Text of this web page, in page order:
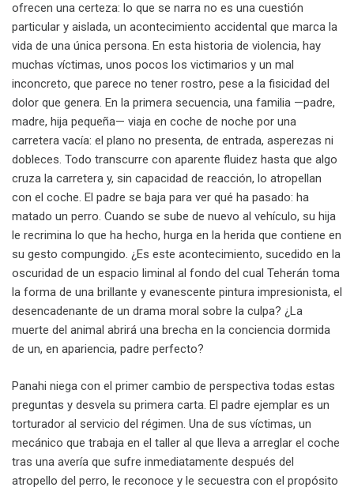
ofrecen una certeza: lo que se narra no es una cuestión
particular y aislada, un acontecimiento accidental que marca la
vida de una única persona. En esta historia de violencia, hay
muchas víctimas, unos pocos los victimarios y un mal
inconcreto, que parece no tener rostro, pese a la fisicidad del
dolor que genera. En la primera secuencia, una familia —padre,
madre, hija pequeña— viaja en coche de noche por una
carretera vacía: el plano no presenta, de entrada, asperezas ni
dobleces. Todo transcurre con aparente fluidez hasta que algo
cruza la carretera y, sin capacidad de reacción, lo atropellan
con el coche. El padre se baja para ver qué ha pasado: ha
matado un perro. Cuando se sube de nuevo al vehículo, su hija
le recrimina lo que ha hecho, hurga en la herida que contiene en
su gesto compungido. ¿Es este acontecimiento, sucedido en la
oscuridad de un espacio liminal al fondo del cual Teherán toma
la forma de una brillante y evanescente pintura impresionista, el
desencadenante de un drama moral sobre la culpa? ¿La
muerte del animal abrirá una brecha en la conciencia dormida
de un, en apariencia, padre perfecto?
Panahi niega con el primer cambio de perspectiva todas estas
preguntas y desvela su primera carta. El padre ejemplar es un
torturador al servicio del régimen. Una de sus víctimas, un
mecánico que trabaja en el taller al que lleva a arreglar el coche
tras una avería que sufre inmediatamente después del
atropello del perro, le reconoce y le secuestra con el propósito